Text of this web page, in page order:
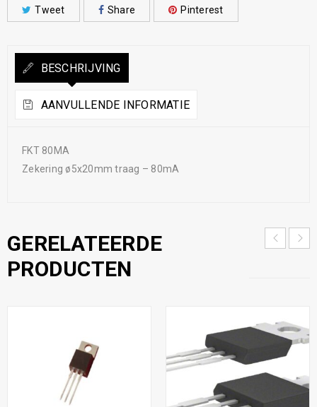
Tweet Share Pinterest
BESCHRIJVING
AANVULLENDE INFORMATIE
FKT 80MA
Zekering ø5x20mm traag – 80mA
GERELATEERDE
PRODUCTEN